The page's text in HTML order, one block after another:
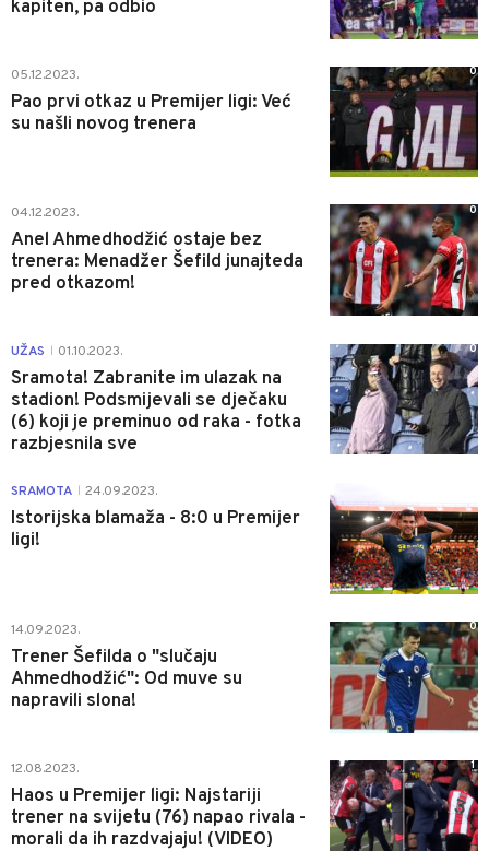
kapiten, pa odbio
05.12.2023.
Pao prvi otkaz u Premijer ligi: Već
su našli novog trenera
0
04.12.2023.
Anel Ahmedhodžić ostaje bez
trenera: Menadžer Šefild junajteda
pred otkazom!
0
UŽAS 01.10.2023.
Sramota! Zabranite im ulazak na
stadion! Podsmijevali se dječaku
(6) koji je preminuo od raka - fotka
razbjesnila sve
0
SRAMOTA 24.09.2023.
Istorijska blamaža - 8:0 u Premijer
ligi!
14.09.2023.
Trener Šefilda o "slučaju
Ahmedhodžić": Od muve su
napravili slona!
0
12.08.2023.
Haos u Premijer ligi: Najstariji
trener na svijetu (76) napao rivala -
morali da ih razdvajaju! (VIDEO)
1